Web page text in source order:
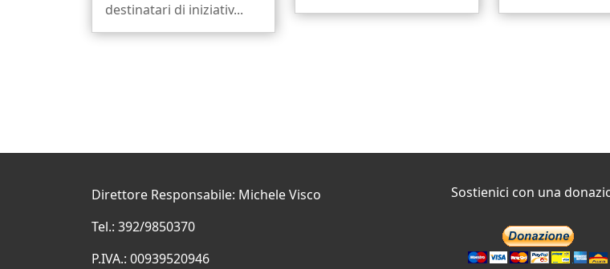
destinatari di iniziativ...
Direttore Responsabile: Michele Visco
Tel.: 392/9850370
P.IVA.: 00939520946
Sostienici con una